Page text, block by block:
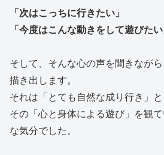
「次はこっちに行きたい」
「今度はこんな動きをして遊びたい
そして、そんな心の声を聞きなが
描き出します。
それは「とても自然な成り行き」
その「心と身体による遊び」を観
な気分でした。